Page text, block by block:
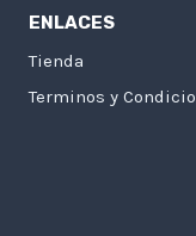
ENLACES
Tienda
Terminos y